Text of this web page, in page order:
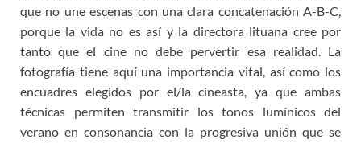
que no une escenas con una clara concatenación A-B-C,
porque la vida no es así y la directora lituana cree por
tanto que el cine no debe pervertir esa realidad. La
fotografía tiene aquí una importancia vital, así como los
encuadres elegidos por el/la cineasta, ya que ambas
técnicas permiten transmitir los tonos lumínicos del
verano en consonancia con la progresiva unión que se